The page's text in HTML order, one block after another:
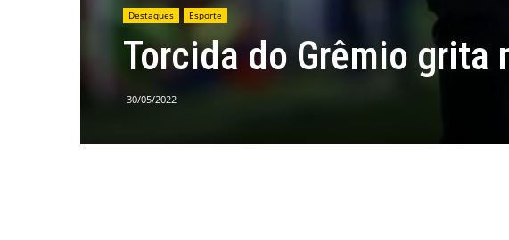
Destaques Esporte
Torcida do Grêmio grita
30/05/2022